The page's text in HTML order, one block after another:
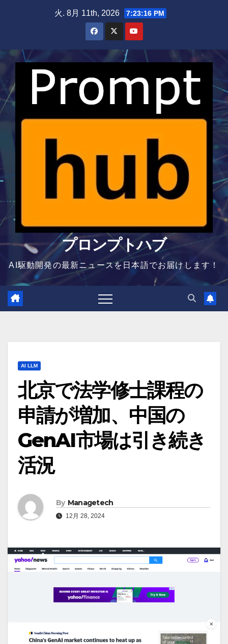
火. 8月 11th, 2026 7:23:17 PM
プロンプトハブ
AI駆動開発の最新ニュースを日本語でお届けします！
AI LLM
北京で法学修士課程の
申請が増加、中国の
GenAI市場は引き続き
活況
By Managetech
12月 28, 2024